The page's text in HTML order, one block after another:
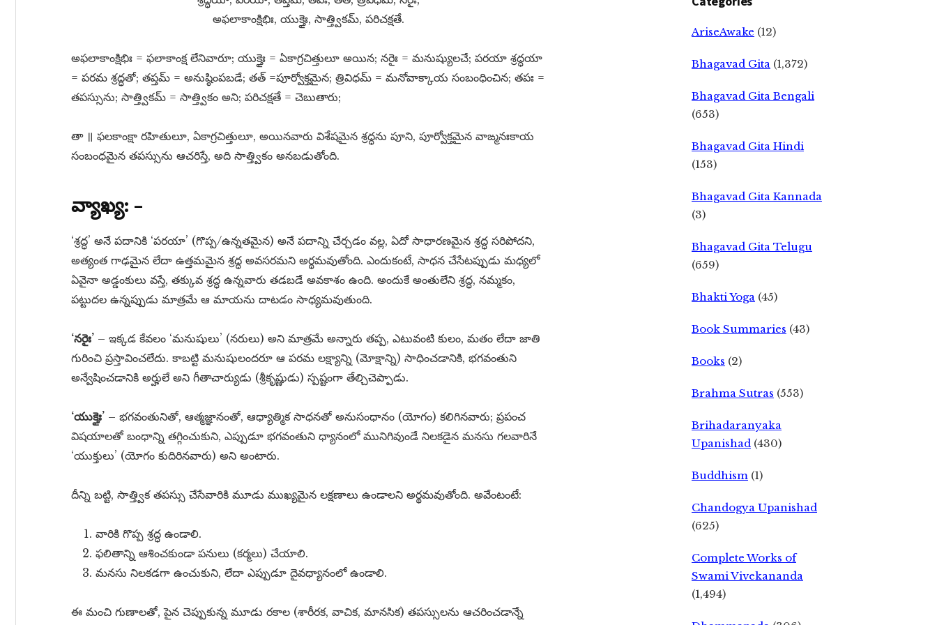
అఫలాకాంక్షిభిః, యుక్తైః, సాత్త్వికమ్​, పరిచక్షతే.
అఫలాకాంక్షిభిః = ఫలాకాంక్ష లేనివారూ; యుక్తైః = ఏకాగ్రచిత్తులూ అయిన; నరైః = మనుష్యులచే; పరయా శ్రద్ధయా
= పరమ శ్రద్ధతో; తప్తమ్​ = అనుష్ఠింపబడే; తత్​ =పూర్వోక్తమైన; త్రివిధమ్​ = మనోవాక్కాయ సంబంధించిన; తపః =
తపస్సును; సాత్త్వికమ్​ = సాత్త్వికం అని; పరిచక్షతే = చెబుతారు;
తా ॥ ఫలకాంక్షా రహితులూ, ఏకాగ్రచిత్తులూ, అయినవారు విశేషమైన శ్రద్ధను పూని, పూర్వోక్తమైన వాఙ్మనఃకాయ
సంబంధమైన తపస్సును ఆచరిస్తే, అది సాత్త్వికం అనబడుతోంది.
వ్యాఖ్య: –
‘శ్రద్ధ’ అనే పదానికి ‘పరయా’ (గొప్ప/ఉన్నతమైన) అనే పదాన్ని చేర్చడం వల్ల, ఏదో సాధారణమైన శ్రద్ధ సరిపోదని,
అత్యంత గాఢమైన లేదా ఉత్తమమైన శ్రద్ధ అవసరమని అర్థమవుతోంది. ఎందుకంటే, సాధన చేసేటప్పుడు మధ్యలో
ఏవైనా అడ్డంకులు వస్తే, తక్కువ శ్రద్ధ ఉన్నవారు తడబడే అవకాశం ఉంది. అందుకే అంతులేని శ్రద్ధ, నమ్మకం,
పట్టుదల ఉన్నప్పుడు మాత్రమే ఆ మాయను దాటడం సాధ్యమవుతుంది.
‘నరైః’ – ఇక్కడ కేవలం ‘మనుషులు’ (నరులు) అని మాత్రమే అన్నారు తప్ప, ఎటువంటి కులం, మతం లేదా జాతి
గురించి ప్రస్తావించలేదు. కాబట్టి మనుషులందరూ ఆ పరమ లక్ష్యాన్ని (మోక్షాన్ని) సాధించడానికి, భగవంతుని
అన్వేషించడానికి అర్హులే అని గీతాచార్యుడు (శ్రీకృష్ణుడు) స్పష్టంగా తేల్చిచెప్పాడు.
‘యుక్తైః’ – భగవంతునితో, ఆత్మజ్ఞానంతో, ఆధ్యాత్మిక సాధనతో అనుసంధానం (యోగం) కలిగినవారు; ప్రపంచ
విషయాలతో బంధాన్ని తగ్గించుకుని, ఎప్పుడూ భగవంతుని ధ్యానంలో మునిగివుండే నిలకడైన మనసు గలవారినే
‘యుక్తులు’ (యోగం కుదిరినవారు) అని అంటారు.
దీన్ని బట్టి, సాత్త్విక తపస్సు చేసేవారికి మూడు ముఖ్యమైన లక్షణాలు ఉండాలని అర్థమవుతోంది. అవేంటంటే:
వారికి గొప్ప శ్రద్ధ ఉండాలి.
ఫలితాన్ని ఆశించకుండా పనులు (కర్మలు) చేయాలి.
మనసు నిలకడగా ఉంచుకుని, లేదా ఎప్పుడూ దైవధ్యానంలో ఉండాలి.
ఈ మంచి గుణాలతో, పైన చెప్పుకున్న మూడు రకాల (శారీరక, వాచిక, మానసిక) తపస్సులను ఆచరించడాన్నే
AriseAwake (12)
Bhagavad Gita (1,372)
Bhagavad Gita Bengali
(653)
Bhagavad Gita Hindi
(153)
Bhagavad Gita Kannada
(3)
Bhagavad Gita Telugu
(659)
Bhakti Yoga (45)
Book Summaries (43)
Books (2)
Brahma Sutras (553)
Brihadaranyaka
Upanishad (430)
Buddhism (1)
Chandogya Upanishad
(625)
Complete Works of
Swami Vivekananda
(1,494)